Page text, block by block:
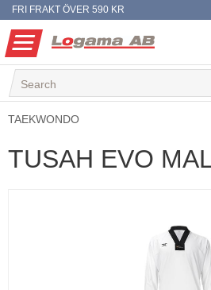
Menu
FRI FRAKT ÖVER 590 KR
TAEKWONDO
TUSAH EVO